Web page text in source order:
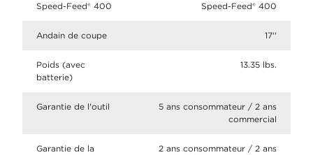
Speed-Feed® 400 Speed-Feed® 400
Andain de coupe 17''
Poids (avec
batterie)
13.35 lbs.
Garantie de l'outil
5 ans consommateur / 2 ans
commercial
Garantie de la
2 ans consommateur / 2 ans